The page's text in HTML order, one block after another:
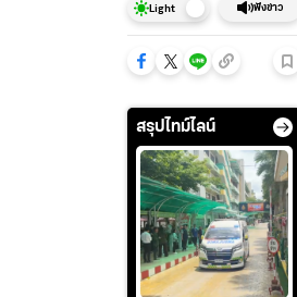
Light ฟังข่าว
สรุปไทม์ไลน์